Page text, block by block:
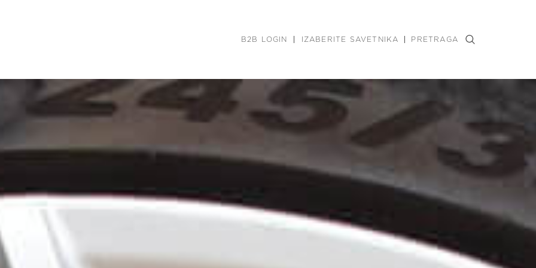
B2B LOGIN IZABERITE SAVETNIKA PRETRAGA